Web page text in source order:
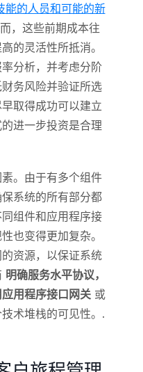
能的人员和可能的新
，这些前期成本往
的灵活性所抵消。
分析，并考虑分阶
务风险并验证所选
取得成功可以建立
进一步投资是合理
。由于有多个组件
系统的所有部分都
组件和应用程序接
也变得更加复杂。
资源，以保证系统
明确服务水平协议，
用程序接口网关或
术堆栈的可见性。.